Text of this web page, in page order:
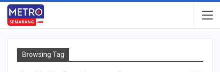
Browsing Tag